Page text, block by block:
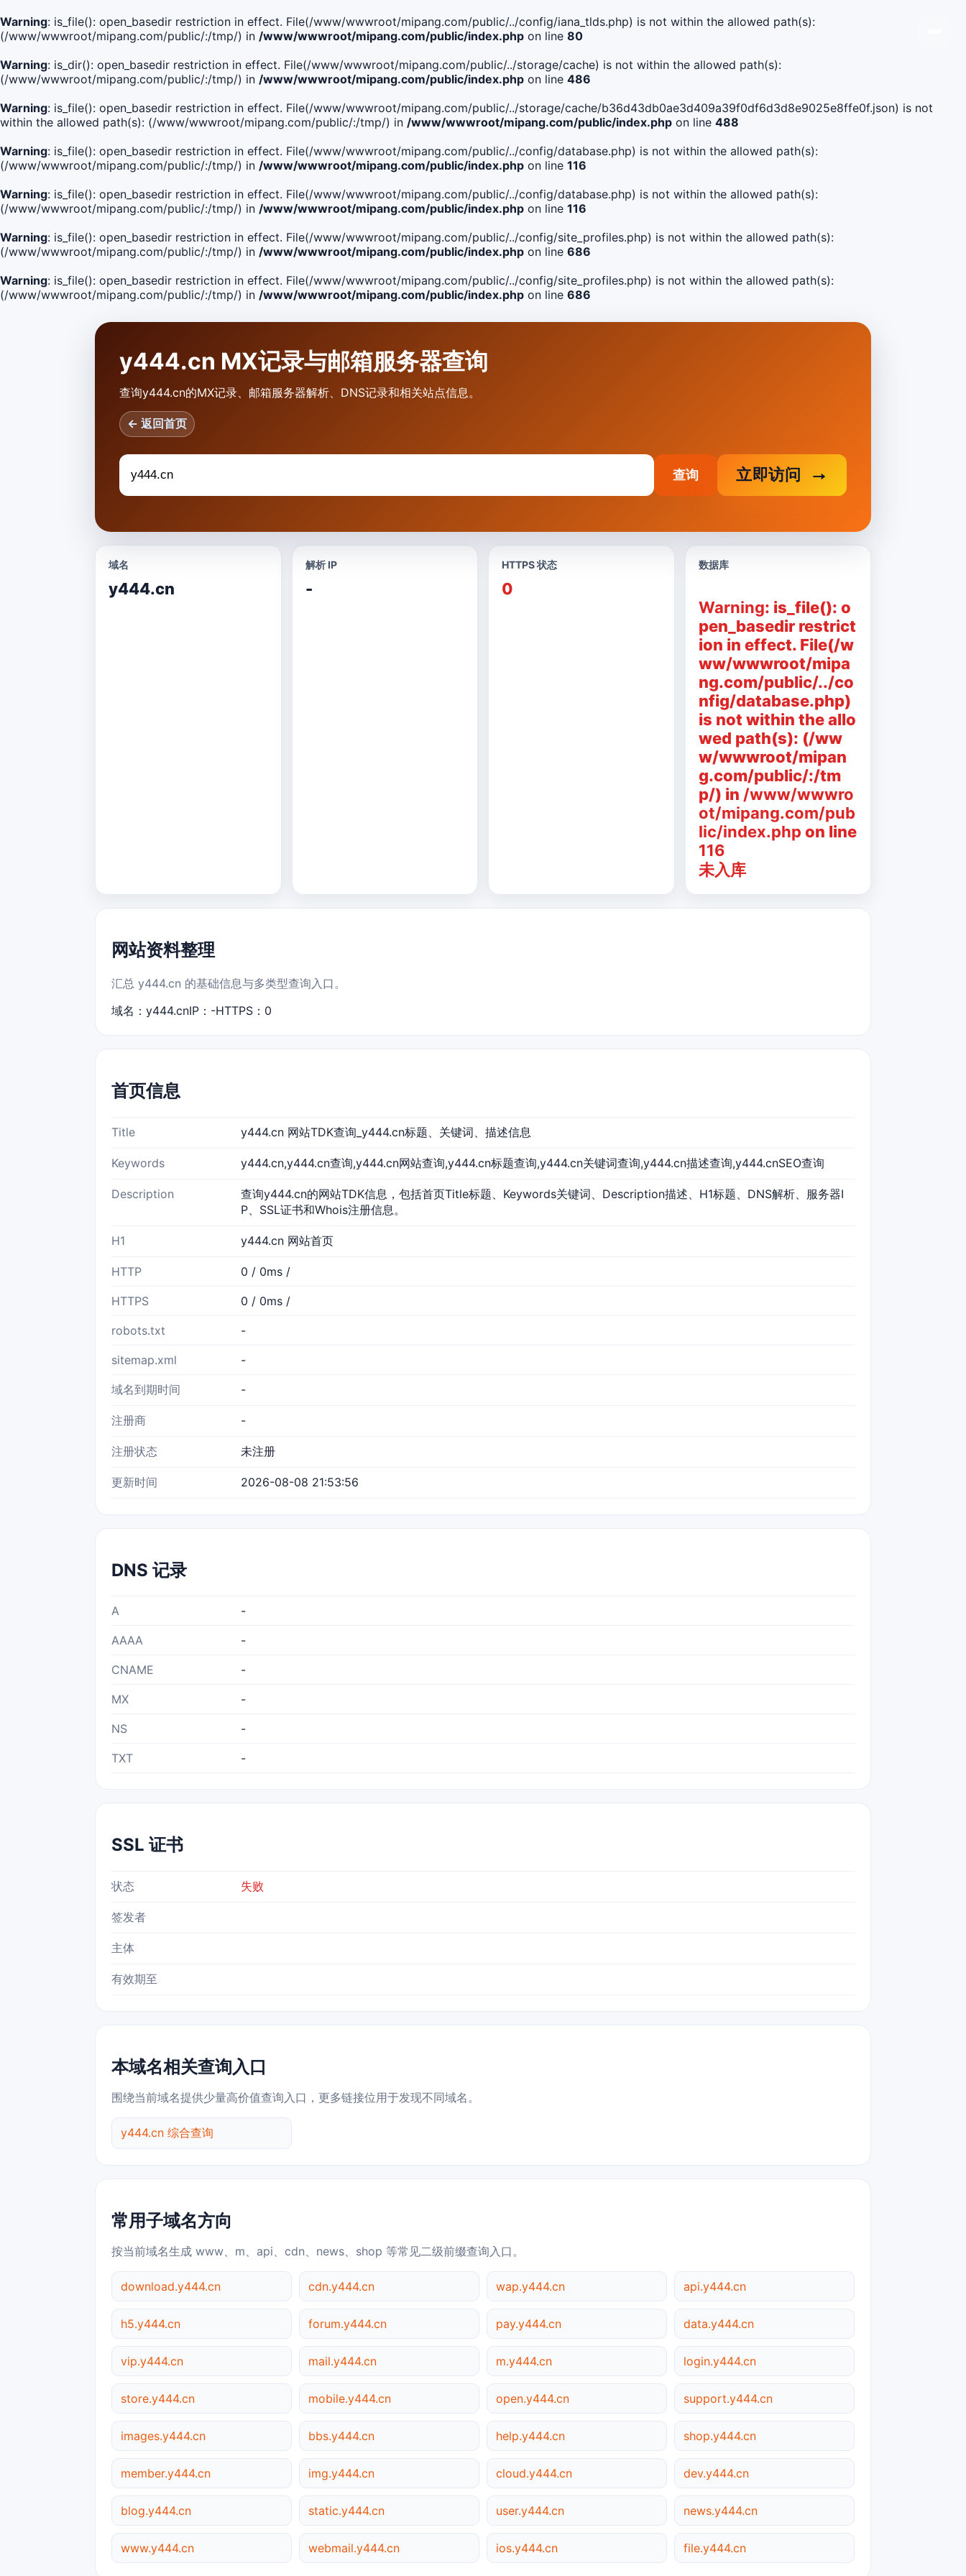
Warning: is_file(): open_basedir restriction in effect. File(/www/wwwroot/mipang.com/public/../config/iana_tlds.php) is not within the allowed path(s):
(/www/wwwroot/mipang.com/public/:/tmp/) in /www/wwwroot/mipang.com/public/index.php on line 80
Warning: is_dir(): open_basedir restriction in effect. File(/www/wwwroot/mipang.com/public/../storage/cache) is not within the allowed path(s):
(/www/wwwroot/mipang.com/public/:/tmp/) in /www/wwwroot/mipang.com/public/index.php on line 486
Warning: is_file(): open_basedir restriction in effect. File(/www/wwwroot/mipang.com/public/../storage/cache/b36d43db0ae3d409a39f0df6d3d8e9025e8ffe0f.json) is not
within the allowed path(s): (/www/wwwroot/mipang.com/public/:/tmp/) in /www/wwwroot/mipang.com/public/index.php on line 488
Warning: is_file(): open_basedir restriction in effect. File(/www/wwwroot/mipang.com/public/../config/database.php) is not within the allowed path(s):
(/www/wwwroot/mipang.com/public/:/tmp/) in /www/wwwroot/mipang.com/public/index.php on line 116
Warning: is_file(): open_basedir restriction in effect. File(/www/wwwroot/mipang.com/public/../config/database.php) is not within the allowed path(s):
(/www/wwwroot/mipang.com/public/:/tmp/) in /www/wwwroot/mipang.com/public/index.php on line 116
Warning: is_file(): open_basedir restriction in effect. File(/www/wwwroot/mipang.com/public/../config/site_profiles.php) is not within the allowed path(s):
(/www/wwwroot/mipang.com/public/:/tmp/) in /www/wwwroot/mipang.com/public/index.php on line 686
Warning: is_file(): open_basedir restriction in effect. File(/www/wwwroot/mipang.com/public/../config/site_profiles.php) is not within the allowed path(s):
(/www/wwwroot/mipang.com/public/:/tmp/) in /www/wwwroot/mipang.com/public/index.php on line 686
y444.cn MX记录与邮箱服务器查询
查询y444.cn的MX记录、邮箱服务器解析、DNS记录和相关站点信息。
← 返回首页
查询 立即访问
域名
y444.cn
解析 IP
-
HTTPS 状态
0
数据库
Warning: is_file(): o
pen_basedir restrict
ion in effect. File(/w
ww/wwwroot/mipa
ng.com/public/../co
nfig/database.php)
is not within the allo
wed path(s): (/ww
w/wwwroot/mipan
g.com/public/:/tm
p/) in /www/wwwro
ot/mipang.com/pub
lic/index.php on line
116
未入库
网站资料整理
汇总 y444.cn 的基础信息与多类型查询入口。
域名：y444.cnIP：-HTTPS：0
首页信息
Title y444.cn 网站TDK查询_y444.cn标题、关键词、描述信息
Keywords y444.cn,y444.cn查询,y444.cn网站查询,y444.cn标题查询,y444.cn关键词查询,y444.cn描述查询,y444.cnSEO查询
Description
查询y444.cn的网站TDK信息，包括首页Title标题、Keywords关键词、Description描述、H1标题、DNS解析、服务器I
P、SSL证书和Whois注册信息。
H1 y444.cn 网站首页
HTTP 0 / 0ms /
HTTPS 0 / 0ms /
robots.txt -
sitemap.xml -
域名到期时间 -
注册商 -
注册状态 未注册
更新时间 2026-08-08 21:53:56
DNS 记录
A -
AAAA -
CNAME -
MX -
NS -
TXT -
SSL 证书
状态 失败
签发者
主体
有效期至
本域名相关查询入口
围绕当前域名提供少量高价值查询入口，更多链接位用于发现不同域名。
y444.cn 综合查询
常用子域名方向
按当前域名生成 www、m、api、cdn、news、shop 等常见二级前缀查询入口。
download.y444.cn cdn.y444.cn wap.y444.cn api.y444.cn
h5.y444.cn forum.y444.cn pay.y444.cn data.y444.cn
vip.y444.cn mail.y444.cn m.y444.cn login.y444.cn
store.y444.cn mobile.y444.cn open.y444.cn support.y444.cn
images.y444.cn bbs.y444.cn help.y444.cn shop.y444.cn
member.y444.cn img.y444.cn cloud.y444.cn dev.y444.cn
blog.y444.cn static.y444.cn user.y444.cn news.y444.cn
www.y444.cn webmail.y444.cn ios.y444.cn file.y444.cn